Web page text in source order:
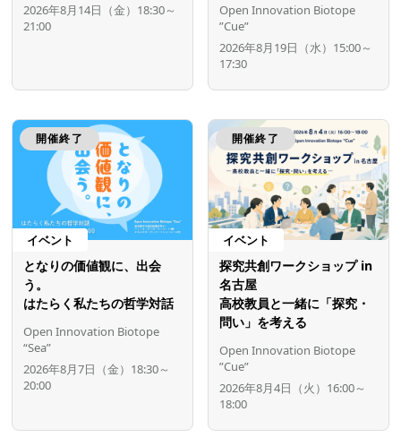
2026年8月14日（金）18:30～
21:00
Open Innovation Biotope
”Cue”
2026年8月19日（水）15:00～
17:30
開催終了
イベント
となりの価値観に、出会
う。
はたらく私たちの哲学対話
Open Innovation Biotope
“Sea”
2026年8月7日（金）18:30～
20:00
開催終了
イベント
探究共創ワークショップ in
名古屋
高校教員と一緒に「探究・
問い」を考える
Open Innovation Biotope
”Cue”
2026年8月4日（火）16:00～
18:00